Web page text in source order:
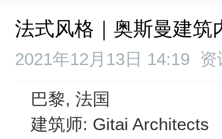
法式风格｜奥斯曼建筑
2021年12月13日 14:19 资
巴黎, 法国
建筑师: Gitai Architects